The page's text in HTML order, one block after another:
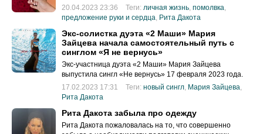
20.04.2023 23:36
Теги: личная жизнь, помолвка,
предложение руки и сердца, Рита Дакота
Экс-солистка дуэта «2 Маши» Мария
Зайцева начала самостоятельный путь с
синглом «Я не вернусь»
Экс-участница дуэта «2 Маши» Мария Зайцева
выпустила сингл «Не вернусь» 17 февраля 2023 года.
17.02.2023 17:31
Теги: новый сингл, Мария Зайцева,
Рита Дакота
Рита Дакота забыла про одежду
Рита Дакота пожаловалась на то, что совершенно